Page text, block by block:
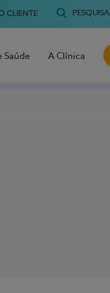
CLIENTE PESQUISA
Saúde A Clínica